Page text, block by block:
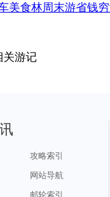
美食林周末游省钱
关游记
攻略索引
网站导航
邮轮索引